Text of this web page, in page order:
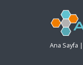
Ana Sayfa |